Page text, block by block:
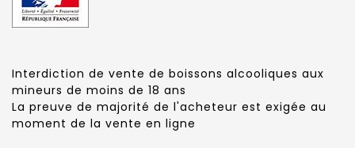
Interdiction de vente de boissons alcooliques aux
mineurs de moins de 18 ans
La preuve de majorité de l'acheteur est exigée au
moment de la vente en ligne